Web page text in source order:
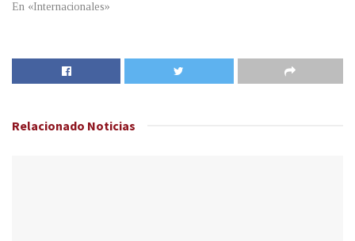
En «Internacionales»
Relacionado Noticias